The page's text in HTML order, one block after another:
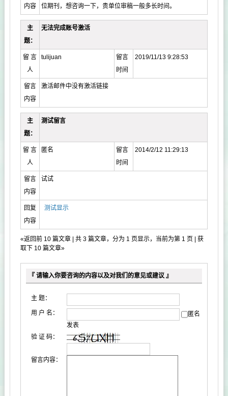
内容
位期刊，想咨询一下，贵单位审稿一般多长时间。
主
题：
无法完成账号激活
留 言
人
tulijuan
留言
时间
2019/11/13 9:28:53
留言
内容
激活邮件中没有激活链接
主
题：
测试留言
留 言
人
匿名
留言
时间
2014/2/12 11:29:13
留言
内容
试试
回复
内容
测试显示
«返回前 10 篇文章| 共 3 篇文章，分为 1 页显示，当前为第 1 页 | 获
取下 10 篇文章»
『 请输入你要咨询的内容以及对我们的意见或建议 』
主 题：
用 户 名：
匿名
发表
验 证 码：
留言内容：